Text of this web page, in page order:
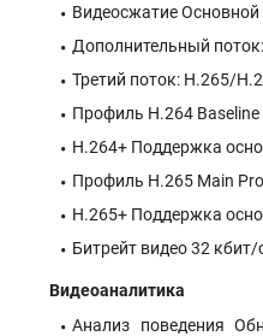
Видеосжатие
Дополнительный
Третий поток: H.265/
Профиль H.264
H.264+ Поддержка
Профиль H.265 Main
H.265+ Поддержка
Битрейт видео 32
Видеоаналитика
Анализ поведения